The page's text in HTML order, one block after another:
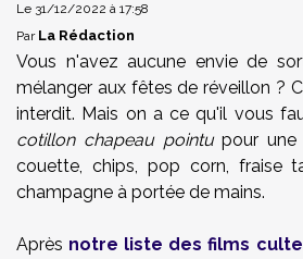
Le 31/12/2022 à 17:58
Par La Rédaction
Vous n'avez aucune envie de
mélanger aux fêtes de réveillon ?
interdit. Mais on a ce qu'il vous
cotillon chapeau pointupour une
couette, chips, pop corn, fraise
champagne à portée de mains.
Après notre liste des films